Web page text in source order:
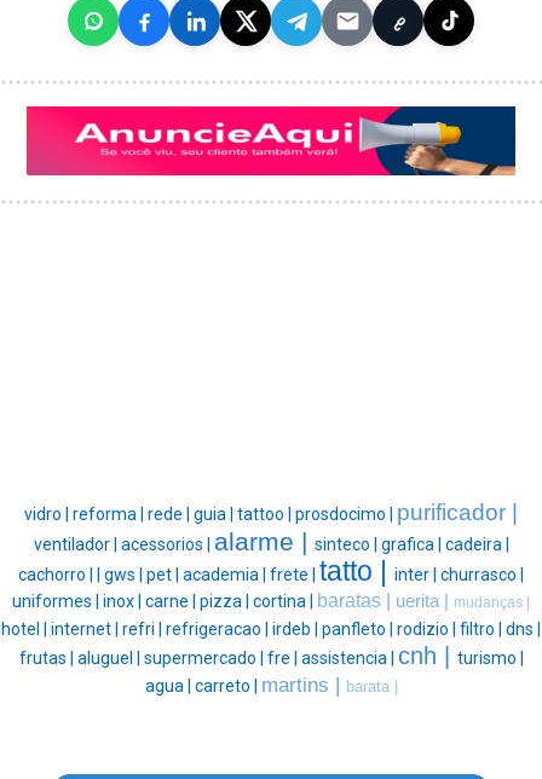
vidro | reforma | rede | guia | tattoo | prosdocimo | purificador |
ventilador | acessorios | alarme | sinteco | grafica | cadeira |
cachorro |
gws | pet | academia | frete | tatto | inter | churrasco |
uniformes | inox | carne | pizza | cortina | baratas | uerita | mudanças |
hotel | internet | refri | refrigeracao | irdeb | panfleto | rodizio | filtro | dns |
frutas | aluguel | supermercado | fre | assistencia | cnh |
turismo |
agua | carreto | martins | barata |